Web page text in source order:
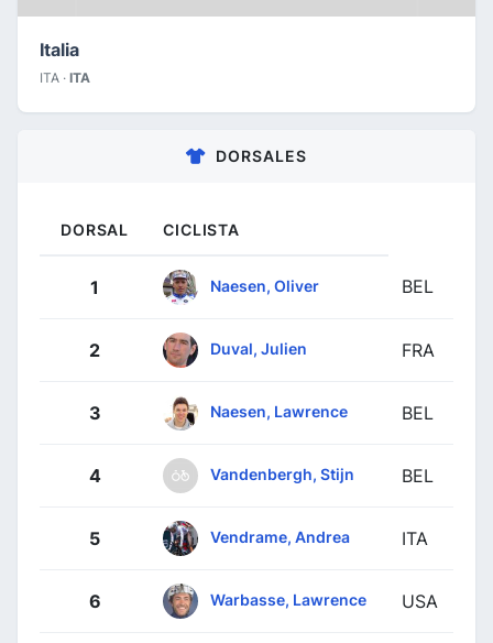
Italia
ITA · ITA
DORSALES
DORSAL CICLISTA
1 Naesen, Oliver BEL
2 Duval, Julien FRA
3 Naesen, Lawrence BEL
4 Vandenbergh, Stijn BEL
5 Vendrame, Andrea ITA
6 Warbasse, Lawrence USA